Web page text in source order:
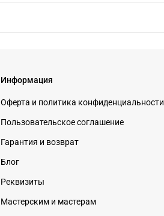
Информация
Оферта и политика конфиденциальности
Пользовательское соглашение
Гарантия и возврат
Блог
Реквизиты
Мастерским и мастерам